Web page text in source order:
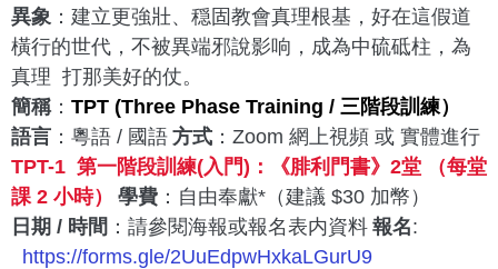
異象 ：建立更強壯、穏固教會真理根基，好在這假道
橫行的世代， 不被異端邪說影响，成為中硫砥柱，為
真理 打那美好的仗。
簡稱： TPT (Three Phase Training / 三階段訓練）
語言 ：粵語 / 國語 方式 ：Zoom 網上視頻 或 實體進行
TPT-1 第一階段訓練(入門)：《腓利門書》2堂 （每堂
課 2 小時）
學費 ：自由奉獻*（建議 $30 加幣）
日期 / 時間 ：請參閱海報或報名表内資料 報名:
https://forms.gle/2UuEdpwHxkaLGurU9